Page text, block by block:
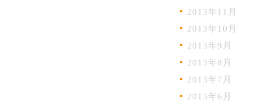
2013年11月
2013年10月
2013年9月
2013年8月
2013年7月
2013年6月